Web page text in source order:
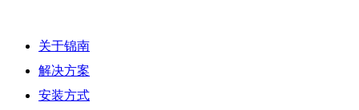
公司地址：深圳市宝安区沙井街道黄埔社区东环路46号厂房1
关于锦南
解决方案
安装方式